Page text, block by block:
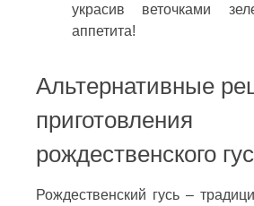
украсив веточками
аппетита!
Альтернативные
приготовления
рождественского
Рождественский гусь –